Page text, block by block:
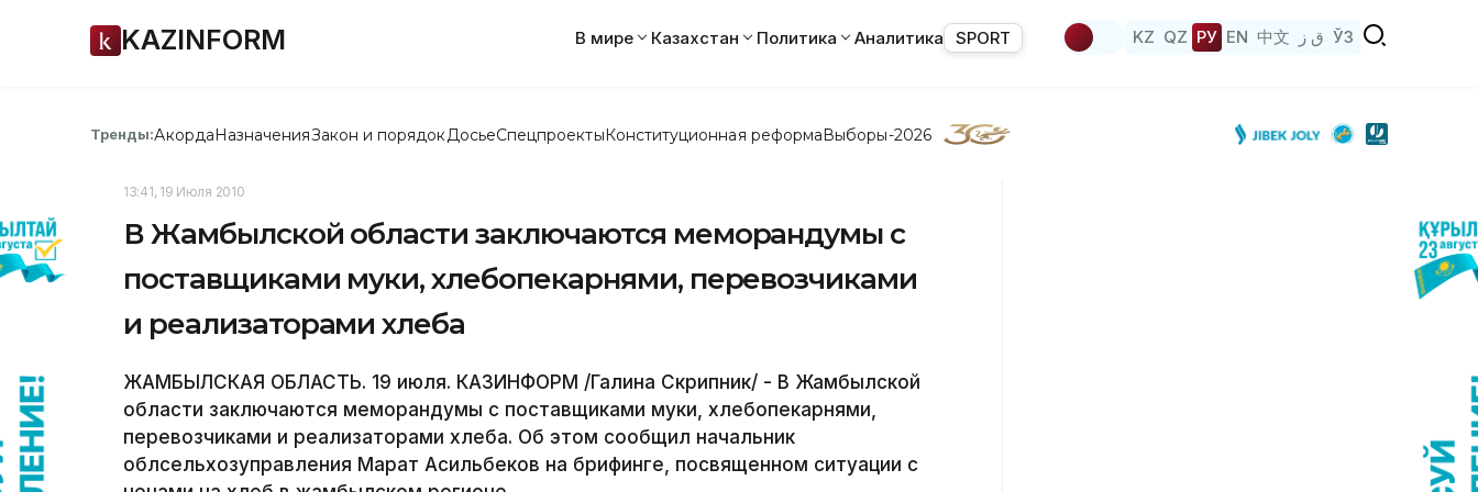
KAZINFORM В мире Казахстан Политика Аналитика SPORT KZ QZ РУ EN 中文 ق ز ЎЗ
Тренды:АкордаНазначенияЗакон и порядок ДосьеСпецпроектыКонституционная реформаВыборы-2026
13:41, 19 Июля 2010
В Жамбылской области заключаются меморандумы с
поставщиками муки, хлебопекарнями, перевозчиками
и реализаторами хлеба
ЖАМБЫЛСКАЯ ОБЛАСТЬ. 19 июля. КАЗИНФОРМ /Галина Скрипник/ - В Жамбылской
области заключаются меморандумы с поставщиками муки, хлебопекарнями,
перевозчиками и реализаторами хлеба. Об этом сообщил начальник
облсельхозуправления Марат Асильбеков на брифинге, посвященном ситуации с